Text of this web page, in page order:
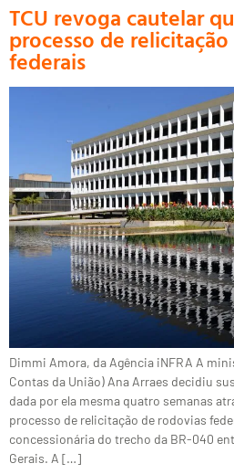
TCU revoga cautelar
processo de
federais
Dimmi Amora, da Agência iNFRA A
Contas da União) Ana Arraes decidiu
dada por ela mesma quatro semanas
processo de relicitação de rodovias
concessionária do trecho da BR-040
Gerais. A […]